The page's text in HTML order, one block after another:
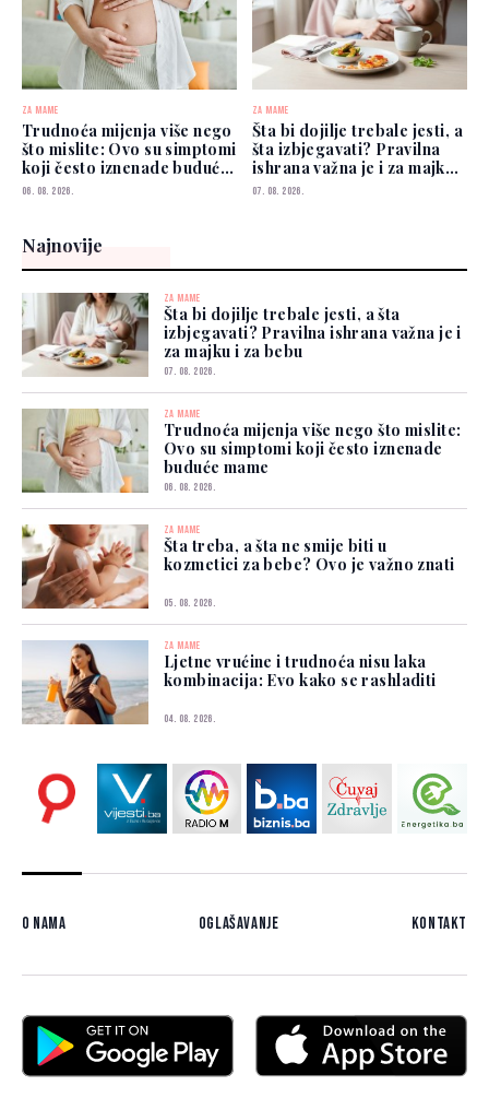
ZA MAME
Trudnoća mijenja više nego
što mislite: Ovo su simptomi
koji često iznenade buduće
mame
06. 08. 2026.
ZA MAME
Šta bi dojilje trebale jesti, a
šta izbjegavati? Pravilna
ishrana važna je i za majku i
za bebu
07. 08. 2026.
Najnovije
ZA MAME
Šta bi dojilje trebale jesti, a šta
izbjegavati? Pravilna ishrana važna je i
za majku i za bebu
07. 08. 2026.
ZA MAME
Trudnoća mijenja više nego što mislite:
Ovo su simptomi koji često iznenade
buduće mame
06. 08. 2026.
ZA MAME
Šta treba, a šta ne smije biti u
kozmetici za bebe? Ovo je važno znati
05. 08. 2026.
ZA MAME
Ljetne vrućine i trudnoća nisu laka
kombinacija: Evo kako se rashladiti
04. 08. 2026.
O nama Oglašavanje Kontakt